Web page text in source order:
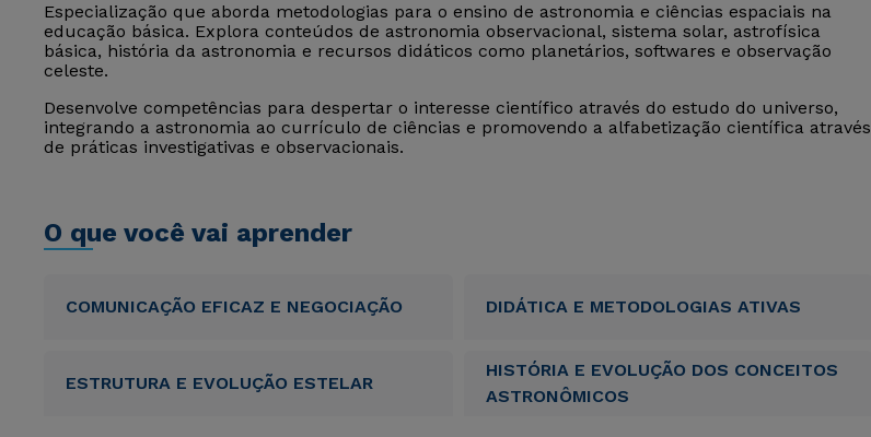
Especialização que aborda metodologias para o ensino de astronomia e ciências espaciais na
educação básica. Explora conteúdos de astronomia observacional, sistema solar, astrofísica
básica, história da astronomia e recursos didáticos como planetários, softwares e observação
celeste.
Desenvolve competências para despertar o interesse científico através do estudo do universo,
integrando a astronomia ao currículo de ciências e promovendo a alfabetização científica através
de práticas investigativas e observacionais.
O que você vai aprender
COMUNICAÇÃO EFICAZ E NEGOCIAÇÃO DIDÁTICA E METODOLOGIAS ATIVAS
ESTRUTURA E EVOLUÇÃO ESTELAR
HISTÓRIA E EVOLUÇÃO DOS CONCEITOS
ASTRONÔMICOS